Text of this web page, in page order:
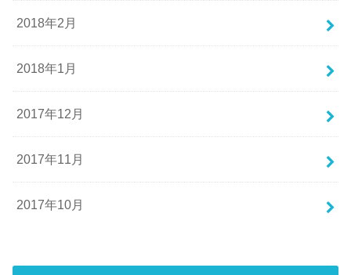
2018年2月
2018年1月
2017年12月
2017年11月
2017年10月